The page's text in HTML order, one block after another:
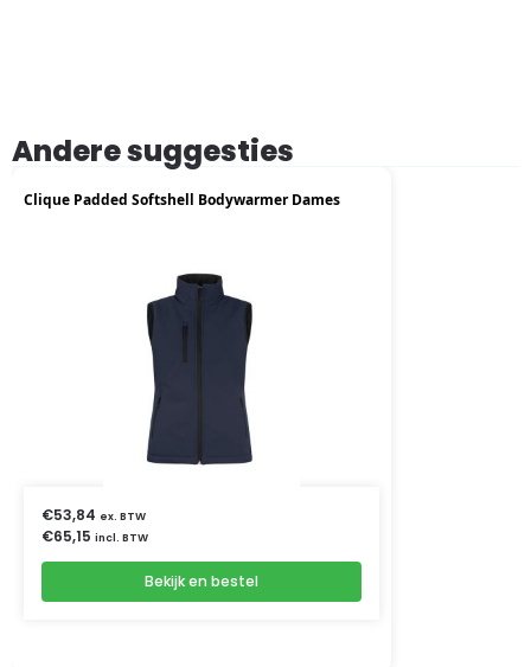
Andere suggesties
Clique Padded Softshell Bodywarmer Dames
€53,84 ex. BTW
€65,15 incl. BTW
Bekijk en bestel